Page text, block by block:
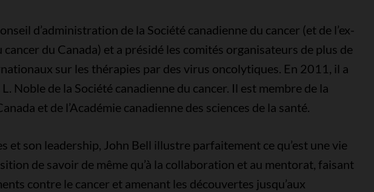
d’administration de la Société canadienne du cancer (et de l’ex-
du Canada) et a présidé les comités organisateurs de plus de
sur les thérapies par des virus oncolytiques. En 2011, il a
Noble de la Société canadienne du cancer. Il est membre de la
et de l’Académie canadienne des sciences de la santé.
et son leadership, John Bell illustre parfaitement ce qu’est une vie
de savoir de même qu’à la collaboration et au mentorat, faisant
contre le cancer et amenant les découvertes jusqu’aux